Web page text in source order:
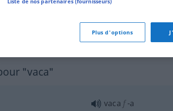
"vaca"
vaca f-a
Plus d'options